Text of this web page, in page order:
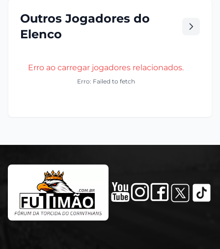
Outros Jogadores do
Elenco
Erro ao carregar jogadores relacionados.
Erro: Failed to fetch